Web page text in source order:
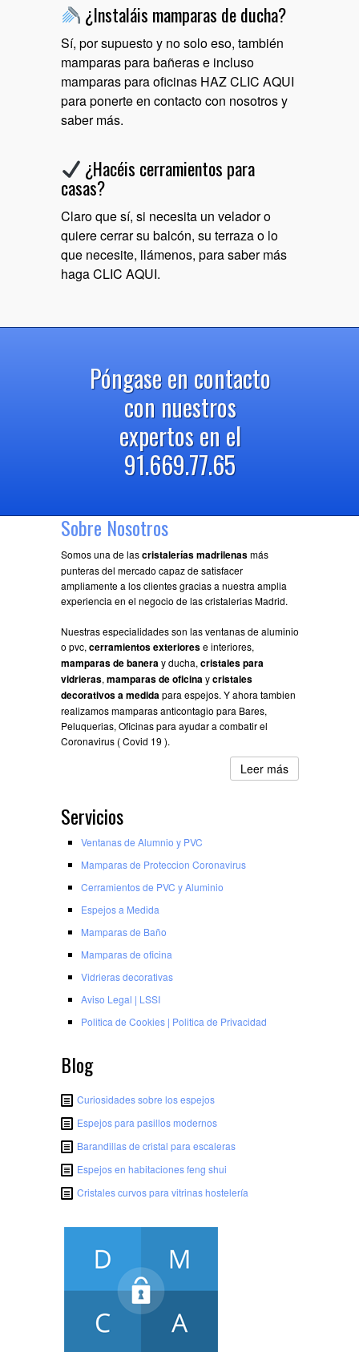
¿Instaláis mamparas de ducha?
Sí, por supuesto y no solo eso, también
mamparas para bañeras e incluso
mamparas para oficinas HAZ CLIC AQUI
para ponerte en contacto con nosotros y
saber más.
¿Hacéis cerramientos para
casas?
Claro que sí, si necesita un velador o
quiere cerrar su balcón, su terraza o lo
que necesite, llámenos, para saber más
hagaCLIC AQUI.
Póngase en contacto
con nuestros
expertos en el
91.669.77.65
Sobre Nosotros
Somos una de lascristalerías madrilenasmás
punteras del mercado capaz de satisfacer
ampliamente a los clientes gracias a nuestra amplia
experiencia en el negocio de las cristalerias Madrid.
Nuestras especialidades son las ventanas de aluminio
o pvc,cerramientos exteriorese interiores,
mamparas de baneray ducha,cristales para
vidrieras,mamparas de oficinaycristales
decorativos a medidapara espejos. Y ahora tambien
realizamos mamparas anticontagio para Bares,
Peluquerias, Oficinas para ayudar a combatir el
Coronavirus ( Covid 19 ).
Leer más
Servicios
Ventanas de Alumnio y PVC
Mamparas de Proteccion Coronavirus
Cerramientos de PVC y Aluminio
Espejos a Medida
Mamparas de Baño
Mamparas de oficina
Vidrieras decorativas
Aviso Legal | LSSI
Poli­tica de Cookies | Poli­tica de Privacidad
Blog
Curiosidades sobre los espejos
Espejos para pasillos modernos
Barandillas de cristal para escaleras
Espejos en habitaciones feng shui
Cristales curvos para vitrinas hostelería